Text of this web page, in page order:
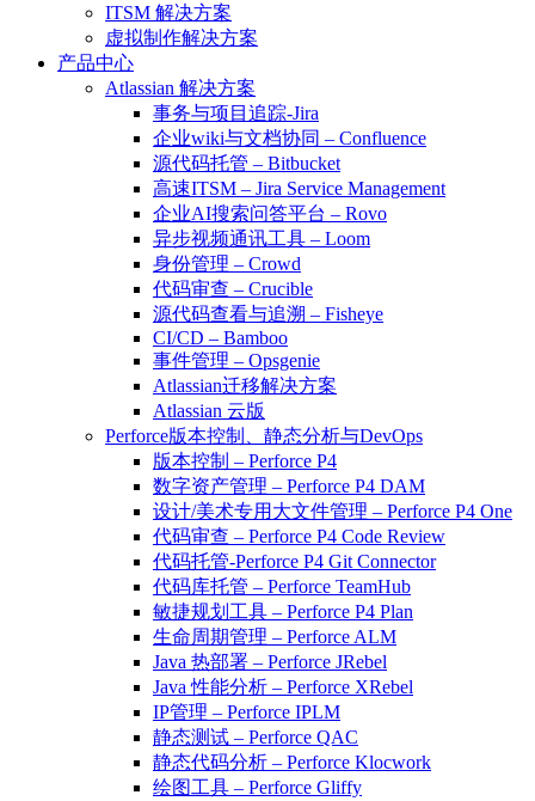
ITSM 解决方案
虚拟制作解决方案
产品中心
Atlassian 解决方案
事务与项目追踪-Jira
企业wiki与文档协同 – Confluence
源代码托管 – Bitbucket
高速ITSM – Jira Service Management
企业AI搜索问答平台 – Rovo
异步视频通讯工具 – Loom
身份管理 – Crowd
代码审查 – Crucible
源代码查看与追溯 – Fisheye
CI/CD – Bamboo
事件管理 – Opsgenie
Atlassian迁移解决方案
Atlassian 云版
Perforce版本控制、静态分析与DevOps
版本控制 – Perforce P4
数字资产管理 – Perforce P4 DAM
设计/美术专用大文件管理 – Perforce P4 One
代码审查 – Perforce P4 Code Review
代码托管-Perforce P4 Git Connector
代码库托管 – Perforce TeamHub
敏捷规划工具 – Perforce P4 Plan
生命周期管理 – Perforce ALM
Java 热部署 – Perforce JRebel
Java 性能分析 – Perforce XRebel
IP管理 – Perforce IPLM
静态测试 – Perforce QAC
静态代码分析 – Perforce Klocwork
绘图工具 – Perforce Gliffy